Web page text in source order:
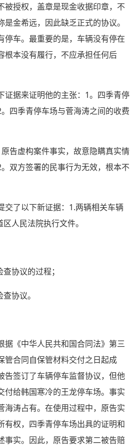
被授权，盖章是现金收据印章，不
金希远，因此缺乏正式的协议。
停车。最重要的是，车辆没有停在
根本没有履行，不应承担任何后
据来证明他的主张：1。四季青停
四季青停车场与菅海涛之间的收费
虚构案件事实，故意隐瞒真实情
双方签署的民事行为无效，根本不
了以下新证据：1.两辆相关车辆
人民法院执行文件。
协议的过程；
协议。
《中华人民共和国合同法》第三
管合同自保管材料交付之日起成
告签订了车辆停车监督协议，但他
付给韩国寒冷的王龙停车场。事实
海涛占有。在使用过程中，原告实
有权，四季青停车场出具的证明和
事实。因此，原告要求第二被告赔